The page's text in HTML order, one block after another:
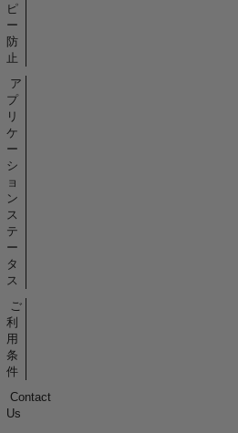
ピ
ー
防
止
ア
プ
リ
ケ
ー
シ
ョ
ン
ス
テ
ー
タ
ス
ご
利
用
条
件
Contact
Us